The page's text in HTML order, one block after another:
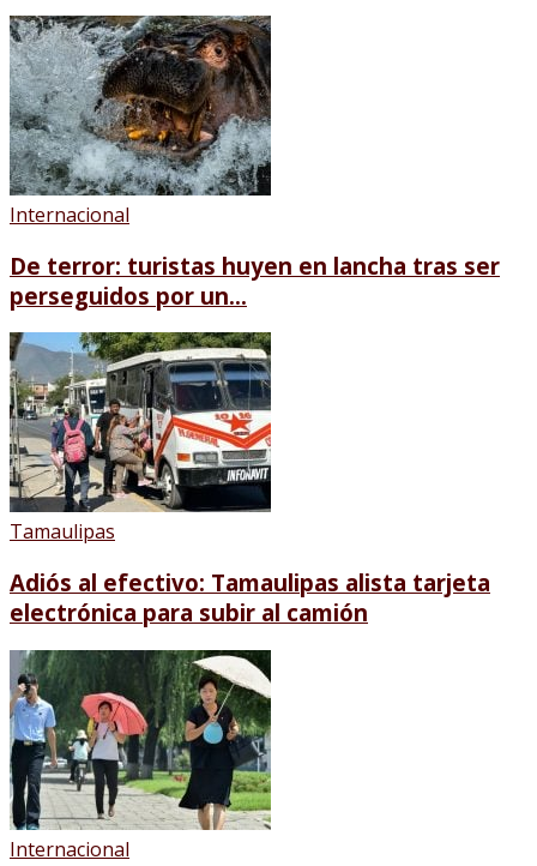
Internacional
De terror: turistas huyen en lancha tras ser
perseguidos por un...
Tamaulipas
Adiós al efectivo: Tamaulipas alista tarjeta
electrónica para subir al camión
Internacional